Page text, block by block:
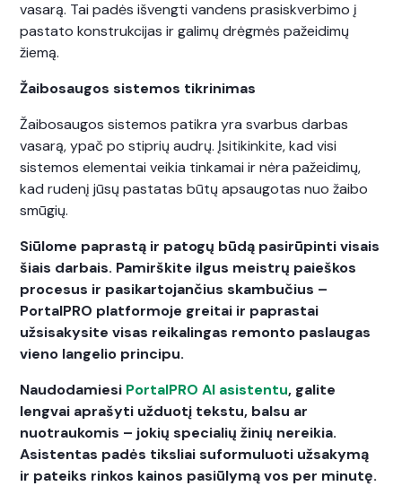
vasarą. Tai padės išvengti vandens prasiskverbimo į
pastato konstrukcijas ir galimų drėgmės pažeidimų
žiemą.
Žaibosaugos sistemos tikrinimas
Žaibosaugos sistemos patikra yra svarbus darbas
vasarą, ypač po stiprių audrų. Įsitikinkite, kad visi
sistemos elementai veikia tinkamai ir nėra pažeidimų,
kad rudenį jūsų pastatas būtų apsaugotas nuo žaibo
smūgių.
Siūlome paprastą ir patogų būdą pasirūpinti visais
šiais darbais. Pamirškite ilgus meistrų paieškos
procesus ir pasikartojančius skambučius –
PortalPRO platformoje greitai ir paprastai
užsisakysite visas reikalingas remonto paslaugas
vieno langelio principu.
Naudodamiesi PortalPRO AI asistentu, galite
lengvai aprašyti užduotį tekstu, balsu ar
nuotraukomis – jokių specialių žinių nereikia.
Asistentas padės tiksliai suformuluoti užsakymą
ir pateiks rinkos kainos pasiūlymą vos per minutę.